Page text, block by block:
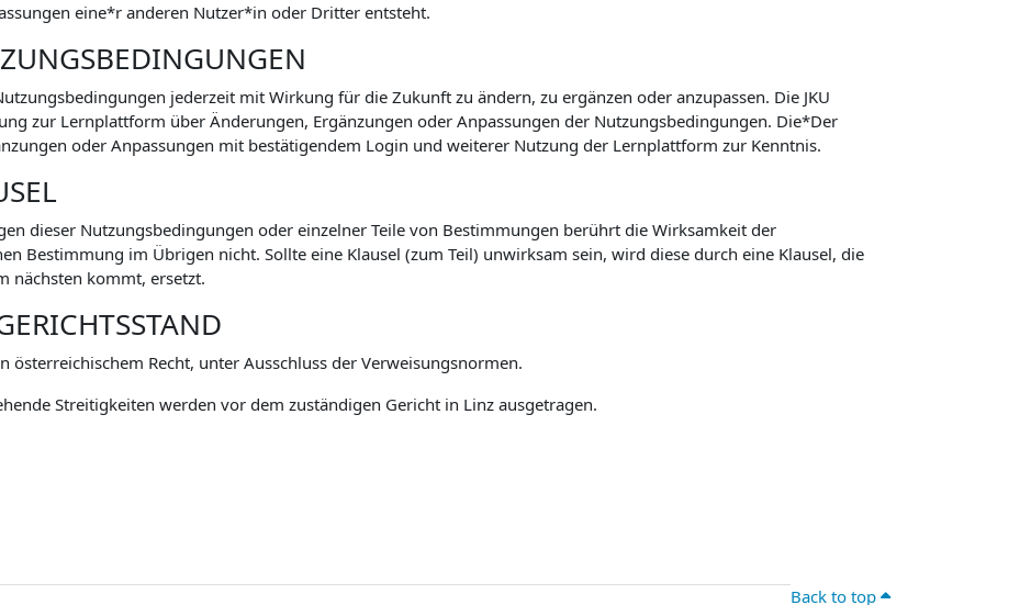
eine*r anderen Nutzer*in oder Dritter entsteht.
jederzeit mit Wirkung für die Zukunft zu ändern, zu ergänzen oder anzupassen. Die JKU
zur Lernplattform über Änderungen, Ergänzungen oder Anpassungen der Nutzungsbedingungen. Die*Der
oder Anpassungen mit bestätigendem Login und weiterer Nutzung der Lernplattform zur Kenntnis.
dieser Nutzungsbedingungen oder einzelner Teile von Bestimmungen berührt die Wirksamkeit der
Bestimmung im Übrigen nicht. Sollte eine Klausel (zum Teil) unwirksam sein, wird diese durch eine Klausel, die
nächsten kommt, ersetzt.
Recht, unter Ausschluss der Verweisungsnormen.
Streitigkeiten werden vor dem zuständigen Gericht in Linz ausgetragen.
Back to top